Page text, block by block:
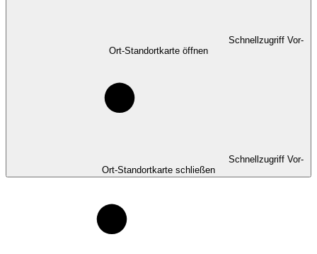
Schnellzugriff Vor-
Ort-Standortkarte öffnen
Schnellzugriff Vor-
Ort-Standortkarte schließen